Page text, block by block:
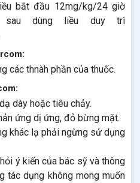
bắt đầu 12mg/kg/24 giờ
dùng liều duy trì
các thnàh phần của thuốc.
dày hoặc tiêu chảy.
ứng dị ứng, đỏ bừng mặt.
khác lạ phải ngừng sử dụng
ý kiến của bác sỹ và thông
tác dụng không mong muốn